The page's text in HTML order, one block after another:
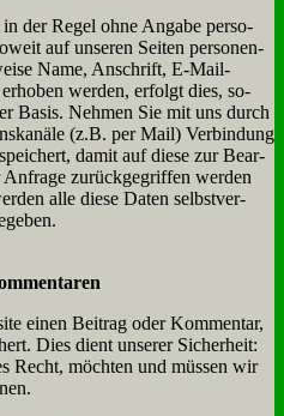
der Re­gel oh­ne An­ga­be per­so­
auf un­se­ren Sei­ten per­so­nen­
Na­me, An­schrift, E‑­Mail-
wer­den, er­folgt dies, so­
Ba­sis. Neh­men Sie mit uns durch
(z.B. per Mail) Ver­bin­dung
da­mit auf die­se zur Be­ar­
zu­rück­ge­grif­fen wer­den
al­le die­se Da­ten selbst­ver­
ei­nen Bei­trag oder Kom­men­tar,
Dies dient un­se­rer Si­cher­heit:
Recht, möch­ten und müs­sen wir